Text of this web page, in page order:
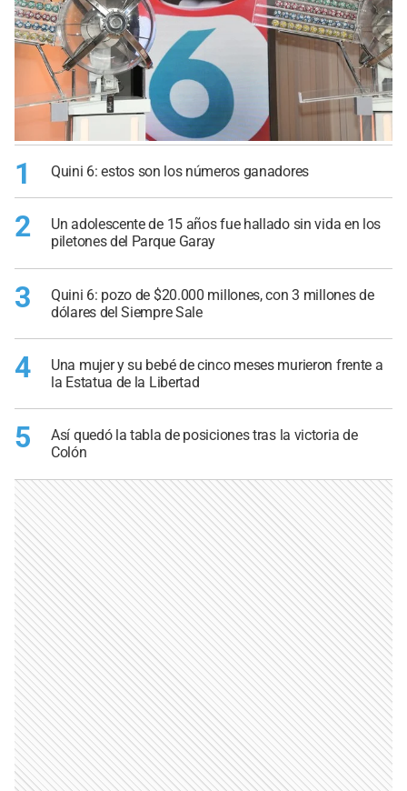
1 Quini 6: estos son los números ganadores
2
Un adolescente de 15 años fue hallado sin vida en los
piletones del Parque Garay
3
Quini 6: pozo de $20.000 millones, con 3 millones de
dólares del Siempre Sale
4
Una mujer y su bebé de cinco meses murieron frente a
la Estatua de la Libertad
5
Así quedó la tabla de posiciones tras la victoria de
Colón